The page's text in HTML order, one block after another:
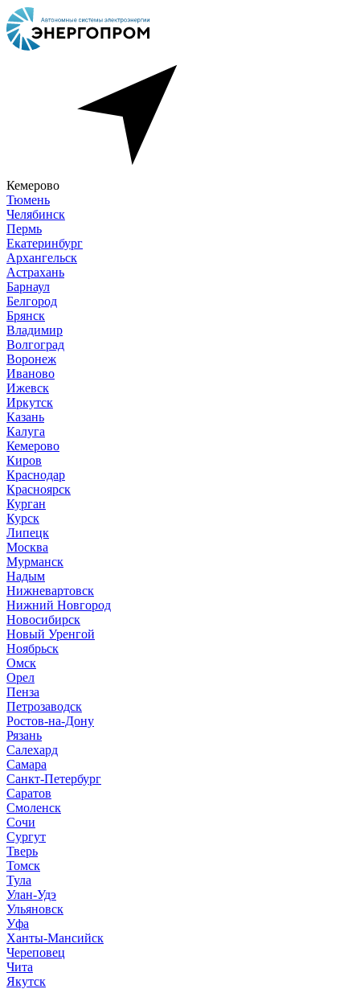
Кемерово
Тюмень
Челябинск
Пермь
Екатеринбург
Архангельск
Астрахань
Барнаул
Белгород
Брянск
Владимир
Волгоград
Воронеж
Иваново
Ижевск
Иркутск
Казань
Калуга
Кемерово
Киров
Краснодар
Красноярск
Курган
Курск
Липецк
Москва
Мурманск
Надым
Нижневартовск
Нижний Новгород
Новосибирск
Новый Уренгой
Ноябрьск
Омск
Орел
Пенза
Петрозаводск
Ростов-на-Дону
Рязань
Салехард
Самара
Санкт-Петербург
Саратов
Смоленск
Сочи
Сургут
Тверь
Томск
Тула
Улан-Удэ
Ульяновск
Уфа
Ханты-Мансийск
Череповец
Чита
Якутск